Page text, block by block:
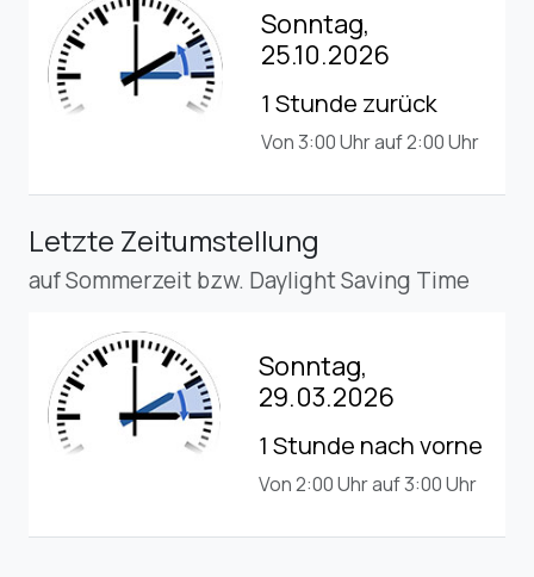
Sonntag,
25.10.2026
1 Stunde zurück
Von 3:00 Uhr auf 2:00 Uhr
Letzte Zeitumstellung
auf Sommerzeit bzw. Daylight Saving Time
Sonntag,
29.03.2026
1 Stunde nach vorne
Von 2:00 Uhr auf 3:00 Uhr